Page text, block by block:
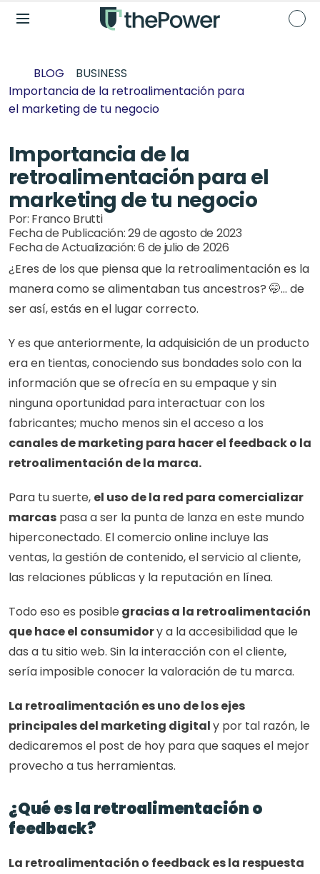
BLOG
BUSINESS
Importancia de la retroalimentación para
el marketing de tu negocio
Importancia de la
retroalimentación para el
marketing de tu negocio
Por: Franco Brutti
Fecha de Publicación: 29 de agosto de 2023
Fecha de Actualización: 6 de julio de 2026
¿Eres de los que piensa que la retroalimentación es la
manera como se alimentaban tus ancestros? 🤭… de
ser así, estás en el lugar correcto.
Y es que anteriormente, la adquisición de un producto
era en tientas, conociendo sus bondades solo con la
información que se ofrecía en su empaque y sin
ninguna oportunidad para interactuar con los
fabricantes; mucho menos sin el acceso a los
canales de marketing para hacer el feedback o la
retroalimentación de la marca.
Para tu suerte, el uso de la red para comercializar
marcas pasa a ser la punta de lanza en este mundo
hiperconectado. El comercio online incluye las
ventas, la gestión de contenido, el servicio al cliente,
las relaciones públicas y la reputación en línea.
Todo eso es posible gracias a la retroalimentación
que hace el consumidor y a la accesibilidad que le
das a tu sitio web. Sin la interacción con el cliente,
sería imposible conocer la valoración de tu marca.
La retroalimentación es uno de los ejes
principales del marketing digital y por tal razón, le
dedicaremos el post de hoy para que saques el mejor
provecho a tus herramientas.
¿Qué es la retroalimentación o
feedback?
La retroalimentación o feedback es la respuesta